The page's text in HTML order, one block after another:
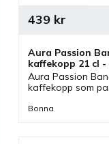
Aura Passion
kaffekopp 21 cl -
st/fp
Aura Passion
kaffekopp som
men även
439kr
Bonna